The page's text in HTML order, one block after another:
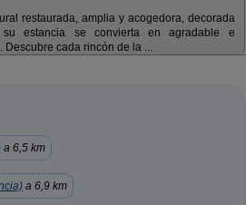
restaurada, amplia y acogedora, decorada
estancia se convierta en agradable e
Descubre cada rincón de la ...
a 6,5 km
a 6,9 km